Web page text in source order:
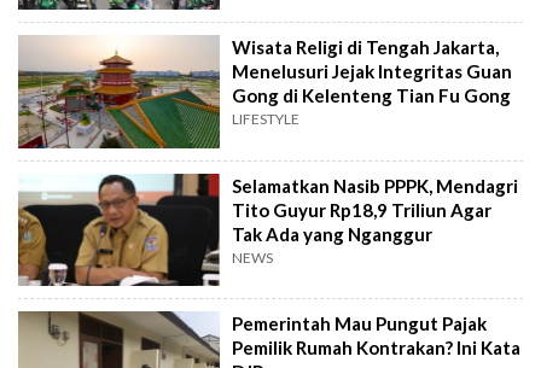
Wisata Religi di Tengah Jakarta,
Menelusuri Jejak Integritas Guan
Gong di Kelenteng Tian Fu Gong
LIFESTYLE
Selamatkan Nasib PPPK, Mendagri
Tito Guyur Rp18,9 Triliun Agar
Tak Ada yang Nganggur
NEWS
Pemerintah Mau Pungut Pajak
Pemilik Rumah Kontrakan? Ini Kata